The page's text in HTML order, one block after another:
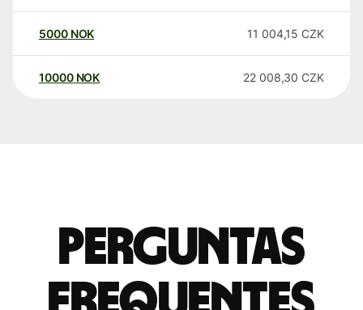
5000 NOK 11 004,15 CZK
10000 NOK 22 008,30 CZK
Perguntas